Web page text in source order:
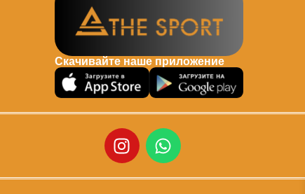
Скачивайте наше приложение